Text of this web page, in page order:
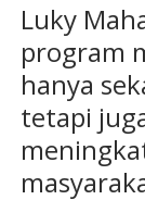
Luky
program
hanya
tetapi